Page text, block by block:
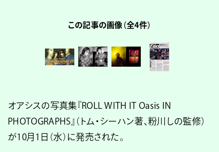
この記事の画像（全4件）
オアシスの写真集『ROLL WITH IT Oasis IN
PHOTOGRAPHS』（トム・シーハン著、粉川しの監修）
が10月1日（水）に発売された。